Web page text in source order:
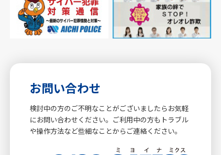
お問い合わせ
検討中の方のご不明なことがございましたらお気軽
にお問い合わせください。ご利用中の方もトラブル
や操作方法など些細なことからご連絡ください。